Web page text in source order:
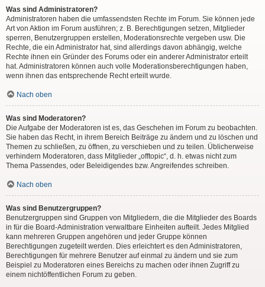
Was sind Administratoren?
Administratoren haben die umfassendsten Rechte im Forum. Sie können jede
Art von Aktion im Forum ausführen; z. B. Berechtigungen setzen, Mitglieder
sperren, Benutzergruppen erstellen, Moderationsrechte vergeben usw. Die
Rechte, die ein Administrator hat, sind allerdings davon abhängig, welche
Rechte ihnen ein Gründer des Forums oder ein anderer Administrator erteilt
hat. Administratoren können auch volle Moderationsberechtigungen haben,
wenn ihnen das entsprechende Recht erteilt wurde.
Nach oben
Was sind Moderatoren?
Die Aufgabe der Moderatoren ist es, das Geschehen im Forum zu beobachten.
Sie haben das Recht, in ihrem Bereich Beiträge zu ändern und zu löschen und
Themen zu schließen, zu öffnen, zu verschieben und zu teilen. Üblicherweise
verhindern Moderatoren, dass Mitglieder „offtopic“, d. h. etwas nicht zum
Thema Passendes, oder Beleidigendes bzw. Angreifendes schreiben.
Nach oben
Was sind Benutzergruppen?
Benutzergruppen sind Gruppen von Mitgliedern, die die Mitglieder des Boards
in für die Board-Administration verwaltbare Einheiten aufteilt. Jedes Mitglied
kann mehreren Gruppen angehören und jeder Gruppe können
Berechtigungen zugeteilt werden. Dies erleichtert es den Administratoren,
Berechtigungen für mehrere Benutzer auf einmal zu ändern und sie zum
Beispiel zu Moderatoren eines Bereichs zu machen oder ihnen Zugriff zu
einem nichtöffentlichen Forum zu geben.